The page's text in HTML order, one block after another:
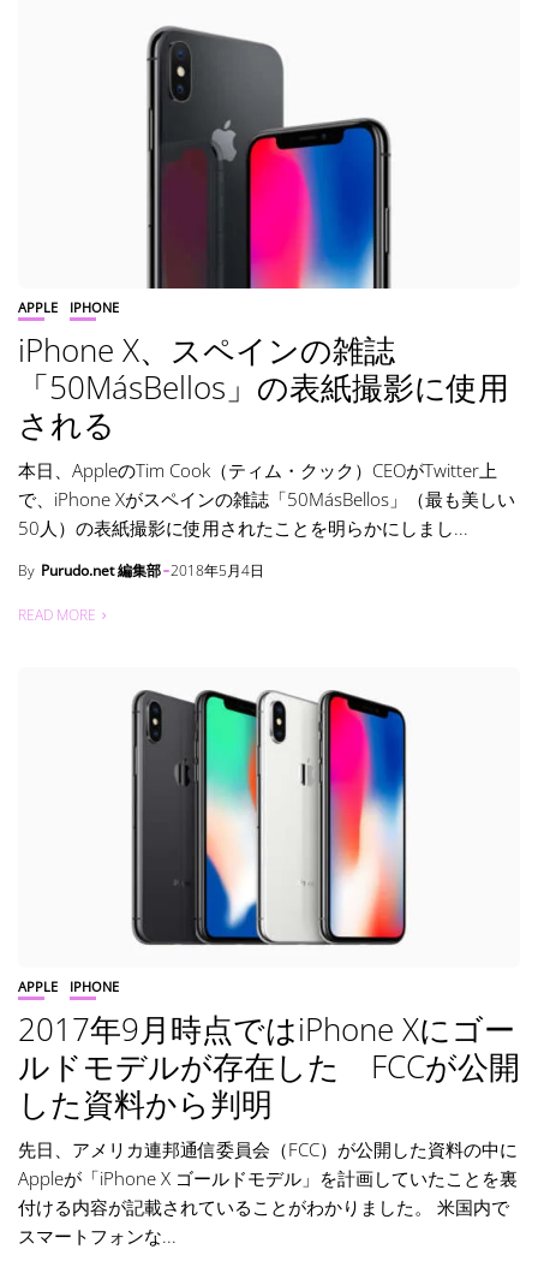
APPLE IPHONE
iPhone X、スペインの雑誌
「50MásBellos」の表紙撮影に使用
される
本日、AppleのTim Cook（ティム・クック）CEOがTwitter上
で、iPhone Xがスペインの雑誌「50MásBellos」（最も美しい
50人）の表紙撮影に使用されたことを明らかにしまし...
By Purudo.net 編集部 2018年5月4日
READ MORE
APPLE IPHONE
2017年9月時点ではiPhone Xにゴー
ルドモデルが存在した FCCが公開
した資料から判明
先日、アメリカ連邦通信委員会（FCC）が公開した資料の中に
Appleが「iPhone X ゴールドモデル」を計画していたことを裏
付ける内容が記載されていることがわかりました。 米国内で
スマートフォンな...